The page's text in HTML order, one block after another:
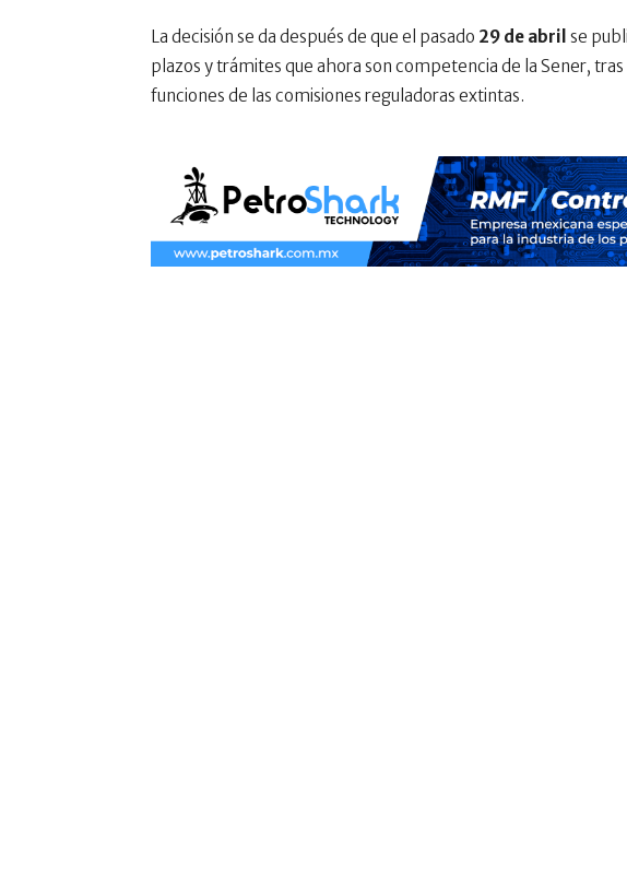
La decisión se da después de que el pasado 29 de abril se
plazos y trámites que ahora son competencia de la Sener,
funciones de las comisiones reguladoras extintas.